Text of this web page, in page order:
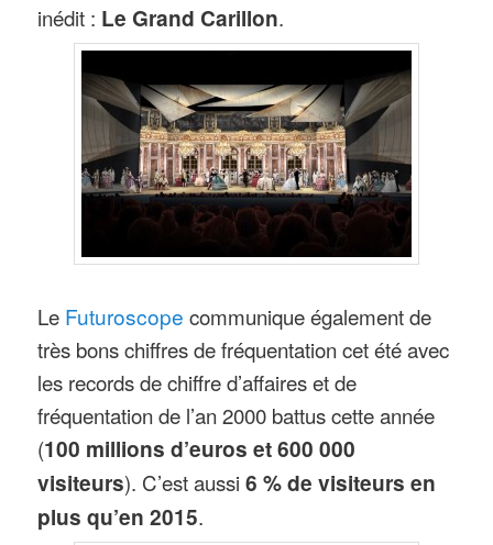
inédit : Le Grand Carillon.
Le Futuroscope communique également de
très bons chiffres de fréquentation cet été avec
les records de chiffre d’affaires et de
fréquentation de l’an 2000 battus cette année
(100 millions d’euros et 600 000
visiteurs). C’est aussi6 % de visiteurs en
plus qu’en 2015.